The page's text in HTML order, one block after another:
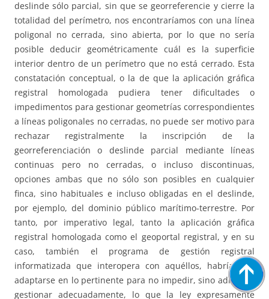
deslinde sólo parcial, sin que se georreferencie y cierre la
totalidad del perímetro, nos encontraríamos con una línea
poligonal no cerrada, sino abierta, por lo que no sería
posible deducir geométricamente cuál es la superficie
interior dentro de un perímetro que no está cerrado. Esta
constatación conceptual, o la de que la aplicación gráfica
registral homologada pudiera tener dificultades o
impedimentos para gestionar geometrías correspondientes
a líneas poligonales no cerradas, no puede ser motivo para
rechazar registralmente la inscripción de la
georreferenciación o deslinde parcial mediante líneas
continuas pero no cerradas, o incluso discontinuas,
opciones ambas que no sólo son posibles en cualquier
finca, sino habituales e incluso obligadas en el deslinde,
por ejemplo, del dominio público marítimo-terrestre. Por
tanto, por imperativo legal, tanto la aplicación gráfica
registral homologada como el geoportal registral, y en su
caso, también el programa de gestión registral
informatizada que interopera con aquéllos, habrían de
adaptarse en lo pertinente para no impedir, sino admitir y
gestionar adecuadamente, lo que la ley expresamente